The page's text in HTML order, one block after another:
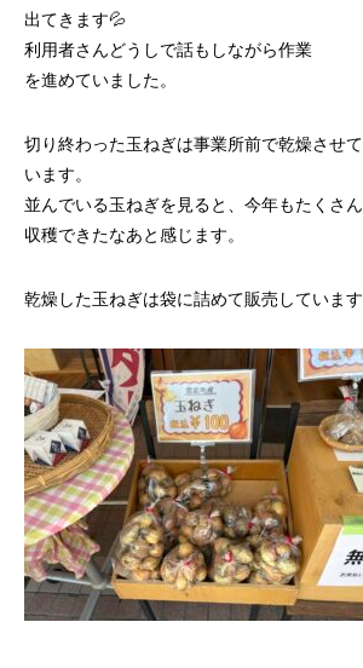
出てきます💦
利用者さんどうしで話もしながら作業
を進めていました。
切り終わった玉ねぎは事業所前で乾燥させて
います。
並んでいる玉ねぎを見ると、今年もたくさん
収穫できたなあと感じます。
乾燥した玉ねぎは袋に詰めて販売しています